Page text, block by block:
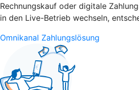
Rechnungskauf oder digitale
in den Live-Betrieb wechseln,
Omnikanal Zahlungslösung